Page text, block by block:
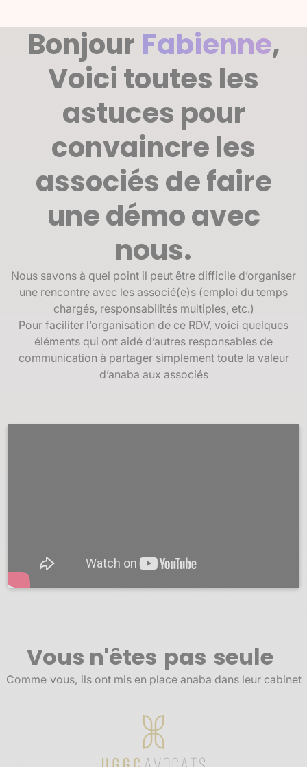
Bonjour Fabienne,
Voici toutes les
astuces pour
convaincre les
associés de faire
une démo avec
nous.
Nous savons à quel point il peut être difficile d’organiser
une rencontre avec les associé(e)s (emploi du temps
chargés, responsabilités multiples, etc.)
Pour faciliter l’organisation de ce RDV, voici quelques
éléments qui ont aidé d’autres responsables de
communication à partager simplement toute la valeur
d’anaba aux associés
Vous n'êtes pas seule
Comme vous, ils ont mis en place anaba dans leur cabinet